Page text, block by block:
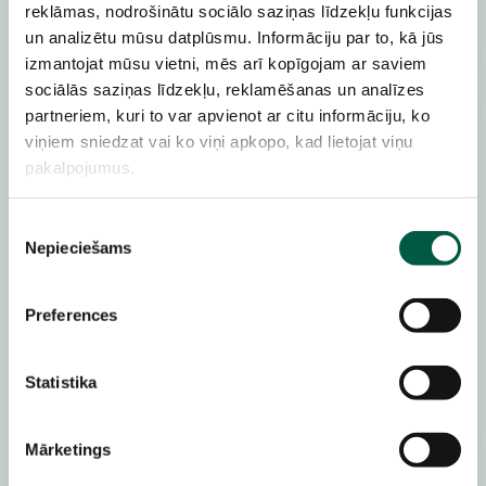
reklāmas, nodrošinātu sociālo saziņas līdzekļu funkcijas
un analizētu mūsu datplūsmu. Informāciju par to, kā jūs
izmantojat mūsu vietni, mēs arī kopīgojam ar saviem
sociālās saziņas līdzekļu, reklamēšanas un analīzes
partneriem, kuri to var apvienot ar citu informāciju, ko
viņiem sniedzat vai ko viņi apkopo, kad lietojat viņu
pakalpojumus.
izvēle
Nepieciešams
Preferences
Statistika
Mārketings
TAVS TĪKLS, OPTIMIZĒTS
Tīkla pārvaldības
Mēs izveidojam datortīklu un to
datortehnika būtu savienota droši un ātri